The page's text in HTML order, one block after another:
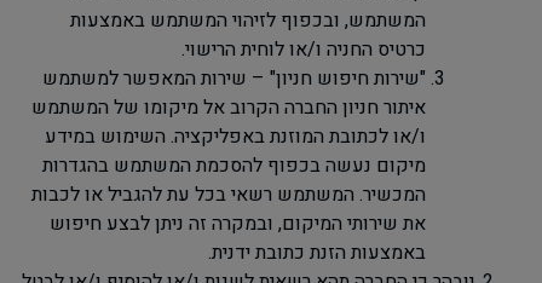
המשתמש, ובכפוף לזיהוי המשתמש באמצעות
כרטיס החניה ו/או לוחית הרישוי.
"שירות חיפוש חניון" – שירות המאפשר למשתמש
איתור חניון החברה הקרוב אל מיקומו של המשתמש
ו/או לכתובת המוזנת באפליקציה. השימוש במידע
מיקום נעשה בכפוף להסכמת המשתמש בהגדרות
המכשיר. המשתמש רשאי בכל עת להגביל או לכבות
את שירותי המיקום, ובמקרה זה ניתן לבצע חיפוש
באמצעות הזנת כתובת ידנית.